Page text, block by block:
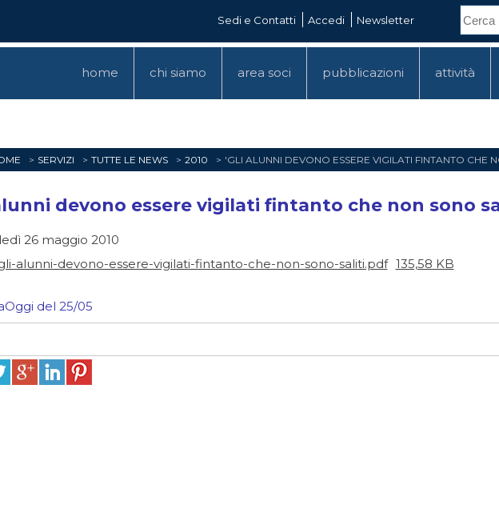
Sedi e Contatti Accedi Newsletter
home chi siamo area soci pubblicazioni attività
SERVIZI TUTTE LE NEWS 2010 'GLI ALUNNI DEVONO ESSERE VIGILATI FINTANTO CHE
devono essere vigilati fintanto che non sono
26 maggio 2010
alunni-devono-essere-vigilati-fintanto-che-non-sono-saliti.pdf 135,58 KB
del 25/05